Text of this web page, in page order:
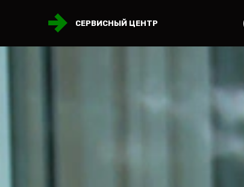
СЕРВИСНЫЙ ЦЕНТР